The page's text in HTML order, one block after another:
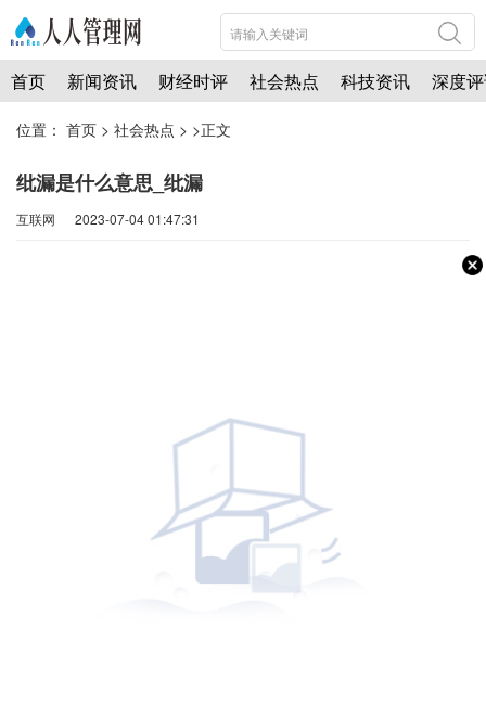
首页 新闻资讯 财经时评 社会热点 科技资讯 深度
位置： 首页 > 社会热点 > >正文
纰漏是什么意思_纰漏
互联网 2023-07-04 01:47:31